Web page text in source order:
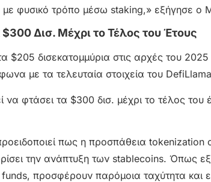
φυσικό τρόπο μέσω staking,» εξήγησε ο
Δισ. Μέχρι το Τέλος του Έτους
$205 δισεκατομμύρια στις αρχές του
με τα τελευταία στοιχεία του
φτάσει τα $300 δισ. μέχρι το τέλος του
πως η προσπάθεια
την ανάπτυξη των stablecoins. Όπως
προσφέρουν παρόμοια ταχύτητα και